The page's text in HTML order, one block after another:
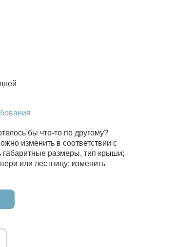
бы что-то по другому?
изменить в соответствии с
размеры, тип крыши;
или лестницу; изменить